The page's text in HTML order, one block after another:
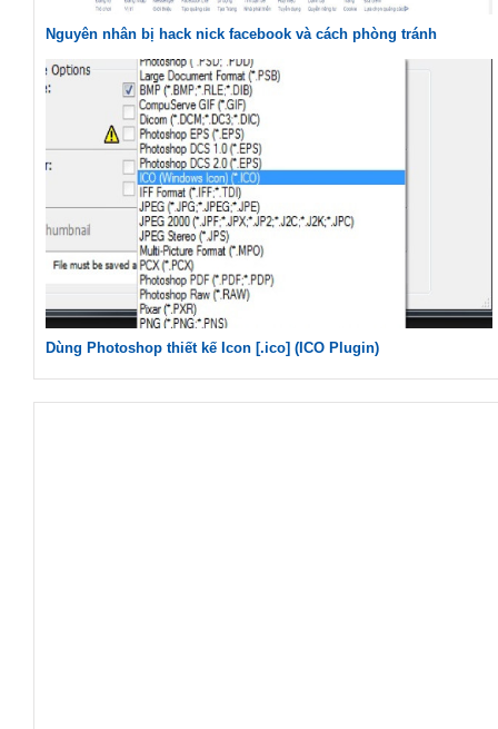
Nguyên nhân bị hack nick facebook và cách phòng tránh
Dùng Photoshop thiết kế Icon [.ico] (ICO Plugin)